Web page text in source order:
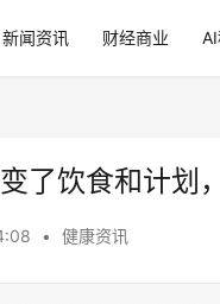
新闻资讯 财经商业
了饮食和计划
• 健康资讯